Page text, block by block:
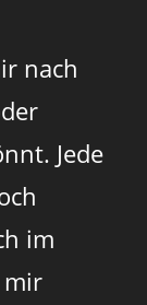
nach
Jede
im
mir